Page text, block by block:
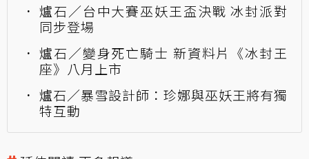
爐石／台中大賽巫妖王盃決戰 冰封派對
同步登場
爐石／變身死亡騎士 新資料片《冰封王
座》八月上市
爐石／暴雪設計師：珍娜與巫妖王將有獨
特互動